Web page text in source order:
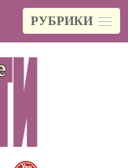
РУБРИКИ